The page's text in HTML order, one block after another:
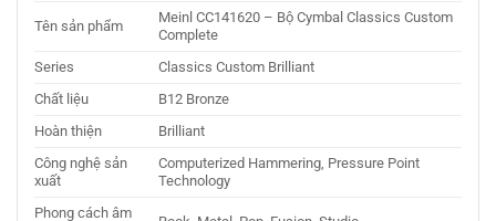
Tên sản phẩm
Meinl CC141620 – Bộ Cymbal Classics Custom
Complete
Series
Classics Custom Brilliant
Chất liệu
B12 Bronze
Hoàn thiện
Brilliant
Công nghệ sản
xuất
Computerized Hammering, Pressure Point
Technology
Phong cách âm